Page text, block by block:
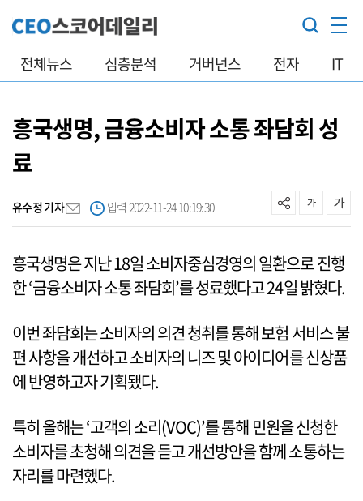
전체뉴스 심층분석 거버넌스 전자 IT
흥국생명, 금융소비자 소통 좌담회 성
료
유수정 기자 입력 2022-11-24 10:19:30
흥국생명은 지난 18일 소비자중심경영의 일환으로 진행
한 ‘금융소비자 소통 좌담회’를 성료했다고 24일 밝혔다.
이번 좌담회는 소비자의 의견 청취를 통해 보험 서비스 불
편 사항을 개선하고 소비자의 니즈 및 아이디어를 신상품
에 반영하고자 기획됐다.
특히 올해는 ‘고객의 소리(VOC)’를 통해 민원을 신청한
소비자를 초청해 의견을 듣고 개선방안을 함께 소통하는
자리를 마련했다.